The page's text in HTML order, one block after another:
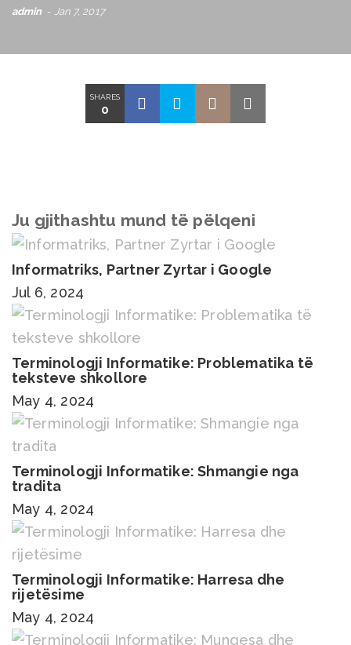
admin Jan 7, 2017
SHARES
0
Ju gjithashtu mund të pëlqeni
Informatriks, Partner Zyrtar i Google
Jul 6, 2024
Terminologji Informatike: Problematika të
teksteve shkollore
May 4, 2024
Terminologji Informatike: Shmangie nga
tradita
May 4, 2024
Terminologji Informatike: Harresa dhe
rijetësime
May 4, 2024